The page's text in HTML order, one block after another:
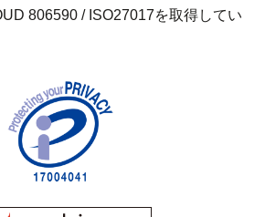
806590 / ISO27017を取得してい